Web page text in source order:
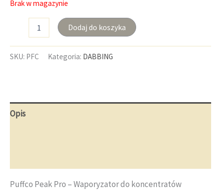
Brak w magazynie
Pro
-
konopnych
Dodaj do koszyka
SKU: PFC Kategoria: DABBING
Opis
Puffco Peak Pro – Waporyzator do koncentratów